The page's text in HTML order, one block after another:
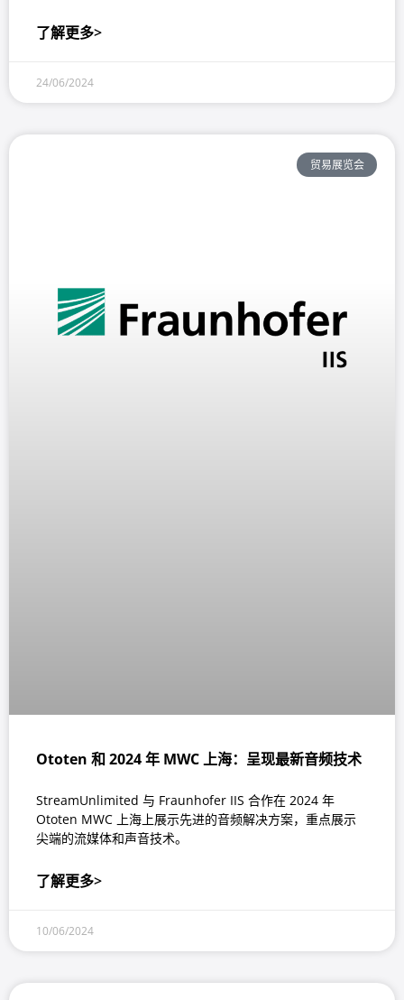
了解更多>
24/06/2024
贸易展览会
Ototen 和 2024 年 MWC 上海：呈现最新音频技术
StreamUnlimited 与 Fraunhofer IIS 合作在 2024 年
Ototen MWC 上海上展示先进的音频解决方案，重点展示
尖端的流媒体和声音技术。
了解更多>
10/06/2024